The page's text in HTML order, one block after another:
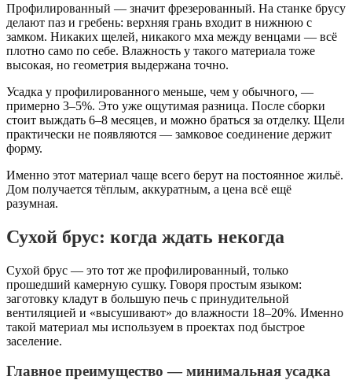
Профилированный — значит фрезерованный. На станке брусу
делают паз и гребень: верхняя грань входит в нижнюю с
замком. Никаких щелей, никакого мха между венцами — всё
плотно само по себе. Влажность у такого материала тоже
высокая, но геометрия выдержана точно.
Усадка у профилированного меньше, чем у обычного, —
примерно 3–5%. Это уже ощутимая разница. После сборки
стоит выждать 6–8 месяцев, и можно браться за отделку. Щели
практически не появляются — замковое соединение держит
форму.
Именно этот материал чаще всего берут на постоянное жильё.
Дом получается тёплым, аккуратным, а цена всё ещё
разумная.
Сухой брус: когда ждать некогда
Сухой брус — это тот же профилированный, только
прошедший камерную сушку. Говоря простым языком:
заготовку кладут в большую печь с принудительной
вентиляцией и «высушивают» до влажности 18–20%. Именно
такой материал мы используем в проектах под быстрое
заселение.
Главное преимущество — минимальная усадка